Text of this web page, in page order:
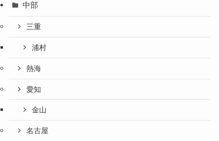
中部
三重
浦村
熱海
愛知
金山
名古屋